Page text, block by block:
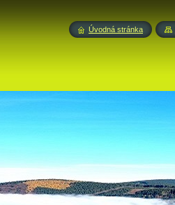
Úvodná stránka